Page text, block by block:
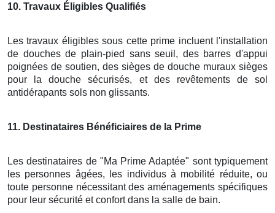
10. Travaux Éligibles Qualifiés
Les travaux éligibles sous cette prime incluent l'installation
de douches de plain-pied sans seuil, des barres d'appui
poignées de soutien, des sièges de douche muraux sièges
pour la douche sécurisés, et des revêtements de sol
antidérapants sols non glissants.
11. Destinataires Bénéficiaires de la Prime
Les destinataires de "Ma Prime Adaptée" sont typiquement
les personnes âgées, les individus à mobilité réduite, ou
toute personne nécessitant des aménagements spécifiques
pour leur sécurité et confort dans la salle de bain.